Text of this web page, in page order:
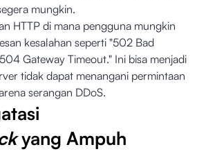
mungkin.
HTTP di mana pengguna mungkin
kesalahan seperti "502 Bad
Gateway Timeout." Ini bisa menjadi
tidak dapat menangani permintaan
serangan DDoS.
yang Ampuh